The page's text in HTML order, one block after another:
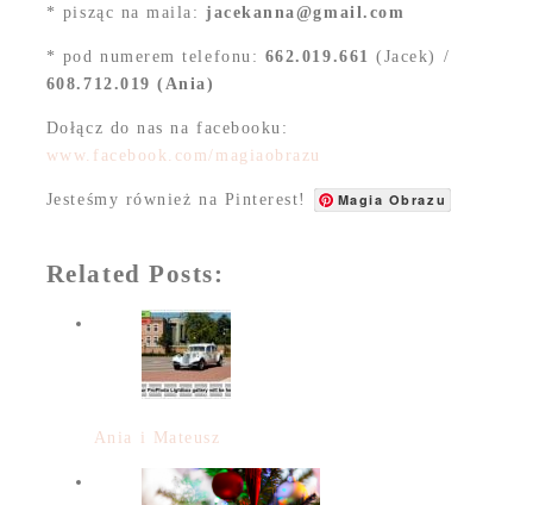
* pisząc na maila:jacekanna@gmail.com
* pod numerem telefonu: 662.019.661
(Jacek) /
608.712.019 (Ania)
Dołącz do nas na facebooku:
www.facebook.com/magiaobrazu
Jesteśmy również na Pinterest! Magia Obrazu
Related Posts:
Ania i Mateusz